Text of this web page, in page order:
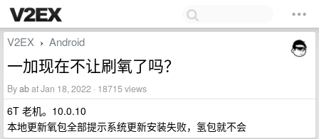
V2EX › Android
一加现在不让刷氧了吗？
Byabat Jan 18, 2022 · 18715 views
6T 老机。10.0.10
本地更新氧包全部提示系统更新安装失败，氢包就不会